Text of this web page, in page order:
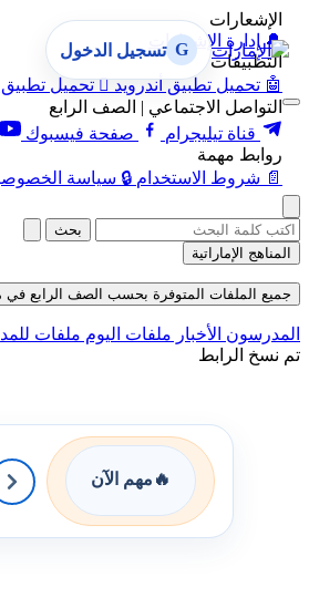
الإشعارات
🔔 إدارة الإشعارات
التطبيقات
🤖 تحميل تطبيق أندرويد  تحميل تطبيق
التواصل الاجتماعي | الصف الرابع
قناة تيليجرام
صفحة فيسبوك
روابط مهمة
📄 شروط الاستخدام 🔒 سياسة
G تسجيل الدخول
بحث
المناهج الإماراتية
جميع الملفات المتوفرة بحسب الصف الرابع في
المدرسون الأخبار ملفات اليوم ملفات
تم نسخ الرابط
🔥 مهم الآن